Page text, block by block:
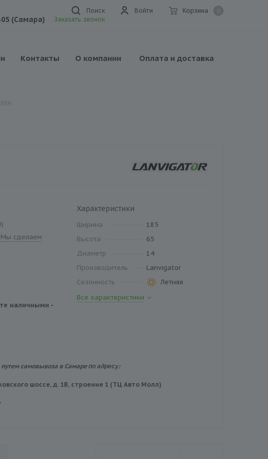
Корзина
Войти
Поиск
(Самара) Заказать звонок
Контакты О компании Оплата и доставка
сделаем
наличными -
Характеристики
Ширина
185
Высота
65
Диаметр
14
Производитель
Lanvigator
Сезонность
Летняя
Все характеристики
самовывоза в Самарепо адресу:
шоссе, д. 1В, строение 1 (ТЦ Авто Молл)